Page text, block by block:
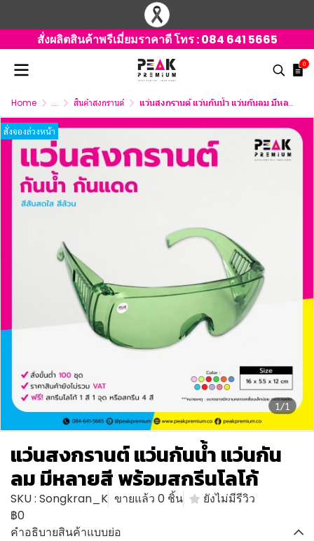
สั่งผลิตสินค้าพรีเมี่ยมราคาดี โทร :084 641 5665
0
Home ... สินค้าสงกรานต์ แว่นสงกรานต์ แว่นกันน้ำ แว่นกันลม มีหลายสี พร้อมสกรีนโลโก้
1/1
สั่งจองล่วงหน้า
แว่นสงกรานต์ แว่นกันน้ำ แว่นกัน
ลม มีหลายสี พร้อมสกรีนโลโก้
SKU : Songkran_K ขายแล้ว 0 ชิ้น
ยังไม่มีรีวิว
฿0
คำอธิบายสินค้าแบบย่อ